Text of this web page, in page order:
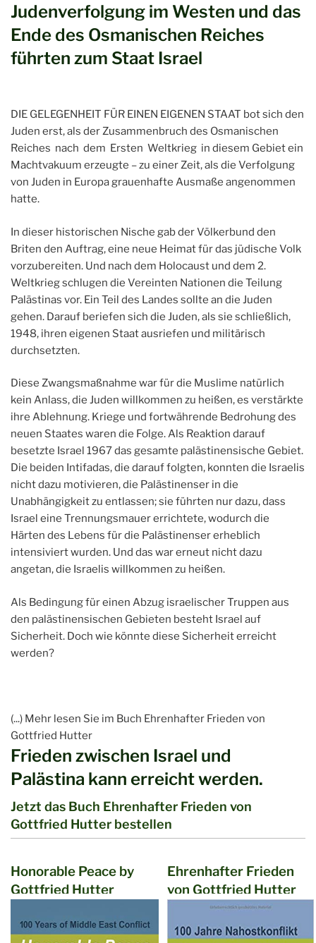
Judenverfolgung im Westen und das
Ende des Osmanischen Reiches
führten zum Staat Israel
DIE GELEGENHEIT FÜR EINEN EIGENEN STAAT bot sich den
Juden erst, als der Zusammenbruch des Osmanischen
Reiches nach dem Ersten Weltkrieg in diesem Gebiet ein
Machtvakuum erzeugte – zu einer Zeit, als die Verfolgung
von Juden in Europa grauenhafte Ausmaße angenommen
hatte.
In dieser historischen Nische gab der Völkerbund den
Briten den Auftrag, eine neue Heimat für das jüdische Volk
vorzubereiten. Und nach dem Holocaust und dem 2.
Weltkrieg schlugen die Vereinten Nationen die Teilung
Palästinas vor. Ein Teil des Landes sollte an die Juden
gehen. Darauf beriefen sich die Juden, als sie schließlich,
1948, ihren eigenen Staat ausriefen und militärisch
durchsetzten.
Diese Zwangsmaßnahme war für die Muslime natürlich
kein Anlass, die Juden willkommen zu heißen, es verstärkte
ihre Ablehnung. Kriege und fortwährende Bedrohung des
neuen Staates waren die Folge. Als Reaktion darauf
besetzte Israel 1967 das gesamte palästinensische Gebiet.
Die beiden Intifadas, die darauf folgten, konnten die Israelis
nicht dazu motivieren, die Palästinenser in die
Unabhängigkeit zu entlassen; sie führten nur dazu, dass
Israel eine Trennungsmauer errichtete, wodurch die
Härten des Lebens für die Palästinenser erheblich
intensiviert wurden. Und das war erneut nicht dazu
angetan, die Israelis willkommen zu heißen.
Als Bedingung für einen Abzug israelischer Truppen aus
den palästinensischen Gebieten besteht Israel auf
Sicherheit. Doch wie könnte diese Sicherheit erreicht
werden?
(...) Mehr lesen Sie im Buch Ehrenhafter Frieden von
Gottfried Hutter
Frieden zwischen Israel und
Palästina kann erreicht werden.
Jetzt das Buch Ehrenhafter Frieden von
Gottfried Hutter bestellen
Honorable Peace by
Gottfried Hutter
Ehrenhafter Frieden
von Gottfried Hutter